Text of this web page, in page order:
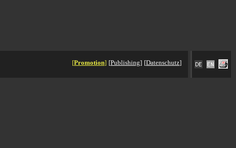
[Promotion] [Publishing] [Datenschutz]